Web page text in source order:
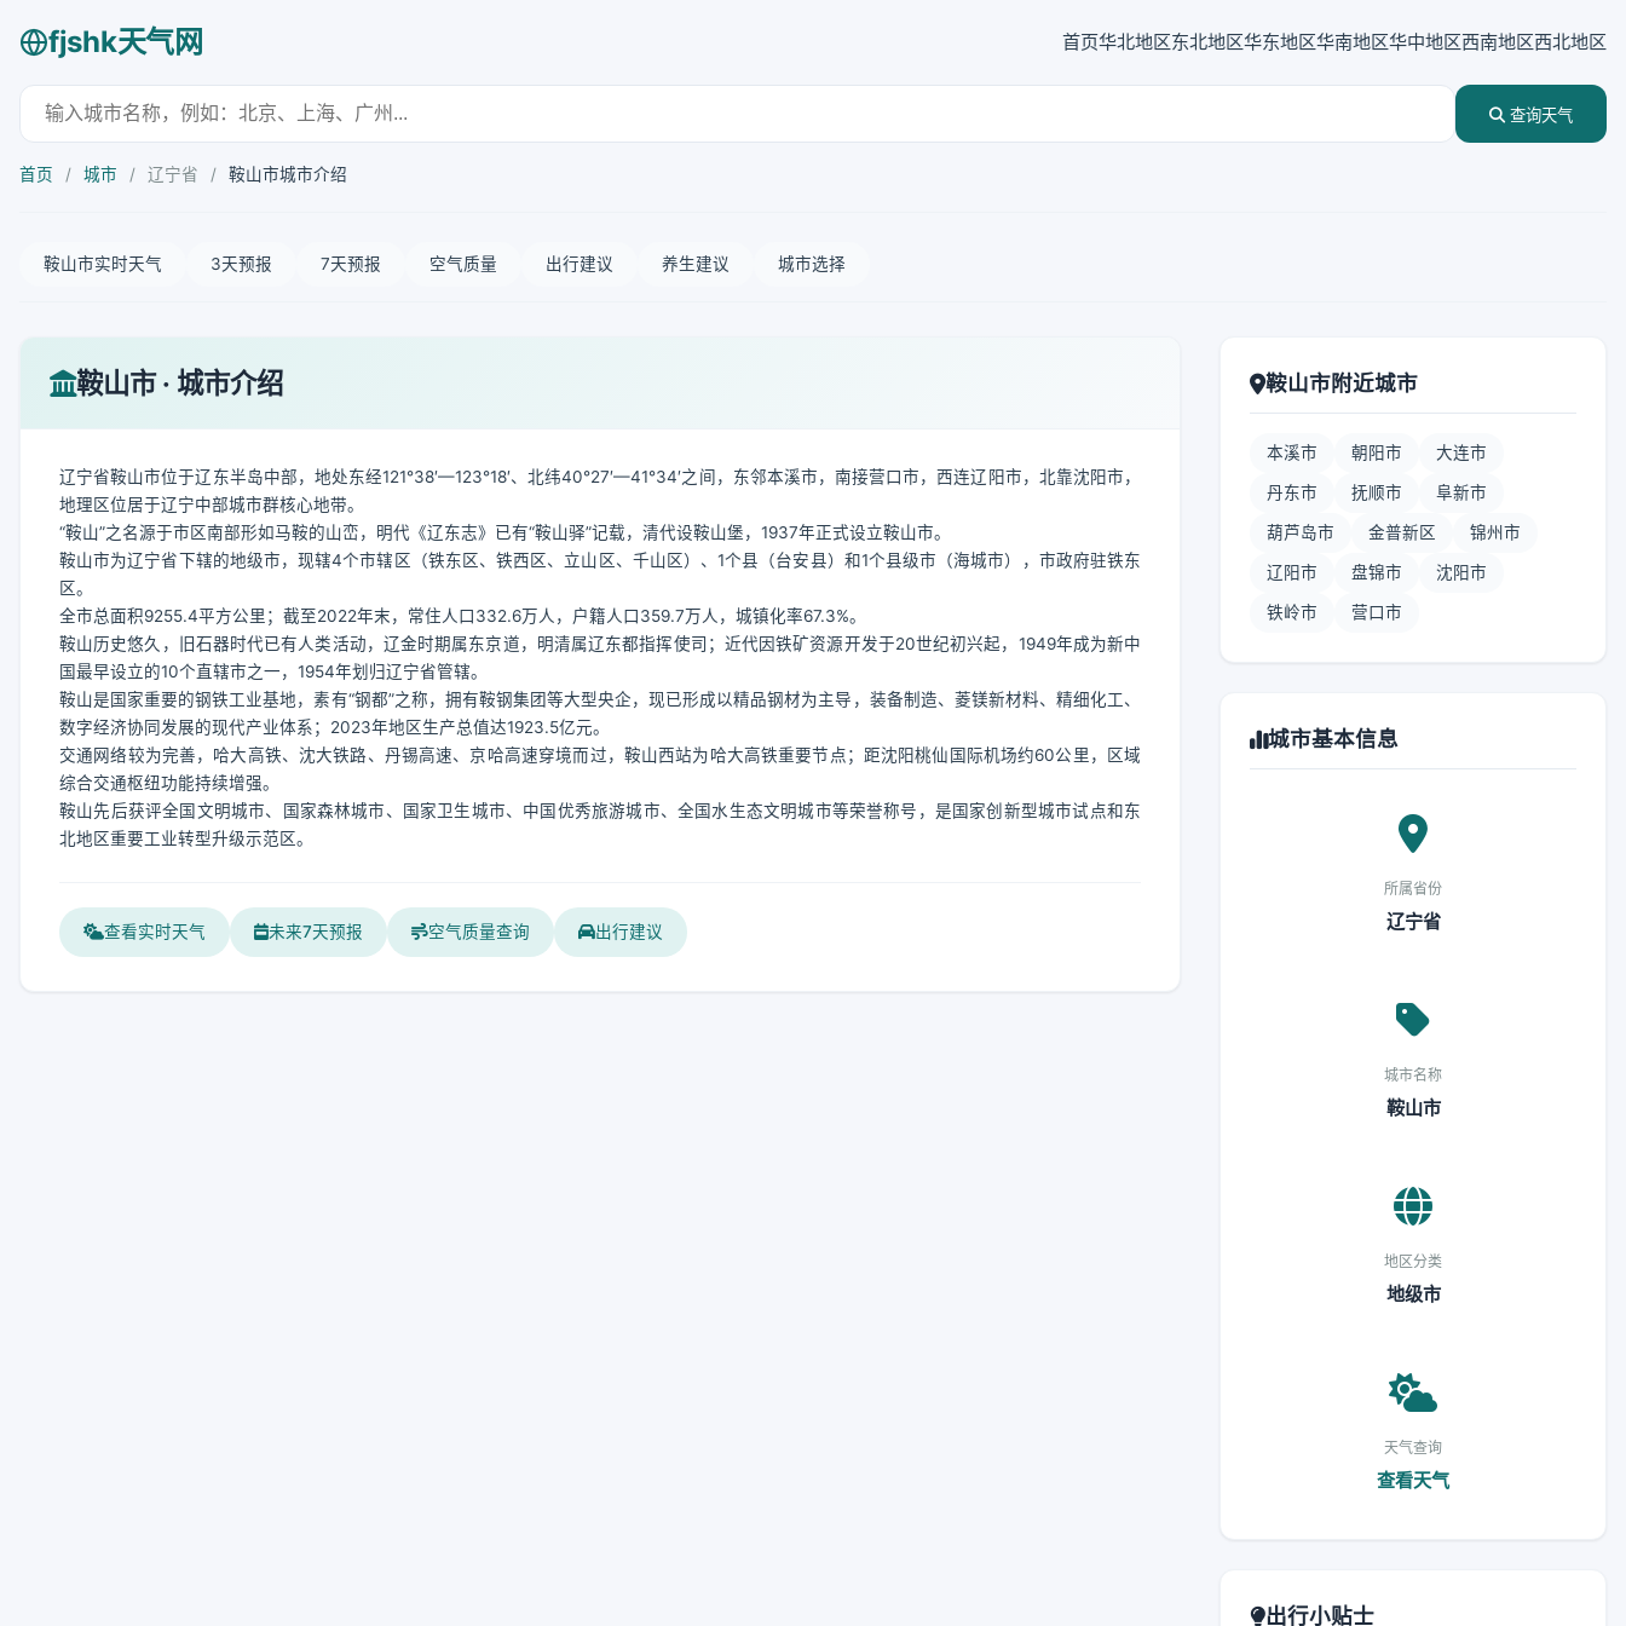
fjshk天气网 首页华北地区东北地区华东地区华南地区华中地区西南地区西北地区
查询天气
首页 / 城市 / 辽宁省 / 鞍山市城市介绍
鞍山市实时天气 3天预报 7天预报 空气质量 出行建议 养生建议 城市选择
鞍山市 · 城市介绍
辽宁省鞍山市位于辽东半岛中部，地处东经121°38′—123°18′、北纬40°27′—41°34′之间，东邻本溪市，南接营口市，西连辽阳市，北靠沈阳市，
地理区位居于辽宁中部城市群核心地带。
“鞍山”之名源于市区南部形如马鞍的山峦，明代《辽东志》已有“鞍山驿”记载，清代设鞍山堡，1937年正式设立鞍山市。
鞍山市为辽宁省下辖的地级市，现辖4个市辖区（铁东区、铁西区、立山区、千山区）、1个县（台安县）和1个县级市（海城市），市政府驻铁东
区。
全市总面积9255.4平方公里；截至2022年末，常住人口332.6万人，户籍人口359.7万人，城镇化率67.3%。
鞍山历史悠久，旧石器时代已有人类活动，辽金时期属东京道，明清属辽东都指挥使司；近代因铁矿资源开发于20世纪初兴起，1949年成为新中
国最早设立的10个直辖市之一，1954年划归辽宁省管辖。
鞍山是国家重要的钢铁工业基地，素有“钢都”之称，拥有鞍钢集团等大型央企，现已形成以精品钢材为主导，装备制造、菱镁新材料、精细化工、
数字经济协同发展的现代产业体系；2023年地区生产总值达1923.5亿元。
交通网络较为完善，哈大高铁、沈大铁路、丹锡高速、京哈高速穿境而过，鞍山西站为哈大高铁重要节点；距沈阳桃仙国际机场约60公里，区域
综合交通枢纽功能持续增强。
鞍山先后获评全国文明城市、国家森林城市、国家卫生城市、中国优秀旅游城市、全国水生态文明城市等荣誉称号，是国家创新型城市试点和东
北地区重要工业转型升级示范区。
查看实时天气 未来7天预报 空气质量查询 出行建议
鞍山市附近城市
本溪市 朝阳市 大连市
丹东市 抚顺市 阜新市
葫芦岛市 金普新区 锦州市
辽阳市 盘锦市 沈阳市
铁岭市 营口市
城市基本信息
所属省份
辽宁省
城市名称
鞍山市
地区分类
地级市
天气查询
查看天气
出行小贴士